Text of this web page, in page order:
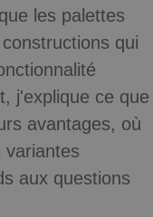
les palettes
qui
j'explique ce que
avantages, où
variantes
aux questions